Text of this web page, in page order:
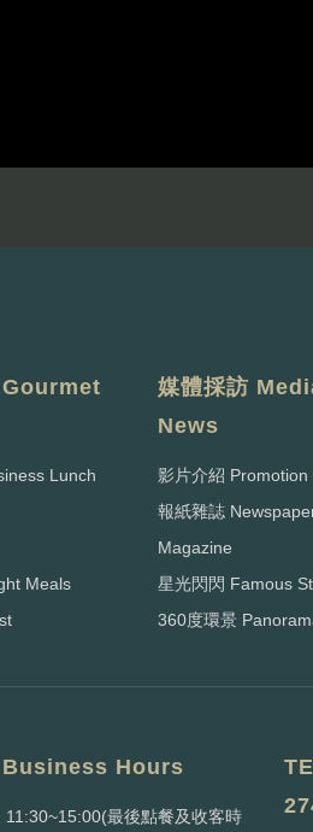
Gourmet
Lunch
Meals
媒體採訪
News
影片介紹 Promotion
報紙雜誌
Magazine
星光閃閃 Famous
360度環景
Business Hours
11:30~15:00(最後點餐及收客時